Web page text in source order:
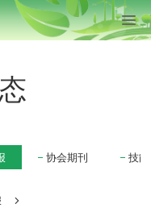
协会期刊 技